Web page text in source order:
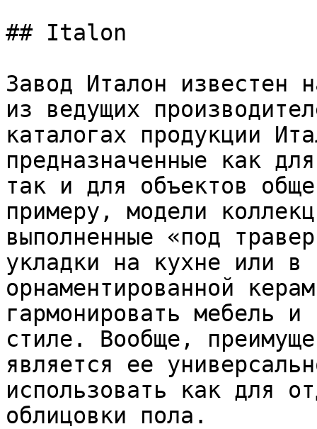
## Italon
Завод Италон известен
из ведущих
каталогах продукции
предназначенные как
так и для объектов
примеру, модели
выполненные «под
укладки на кухне или в
орнаментированной
гармонировать мебель и
стиле. Вообще,
является ее
использовать как для
облицовки пола.